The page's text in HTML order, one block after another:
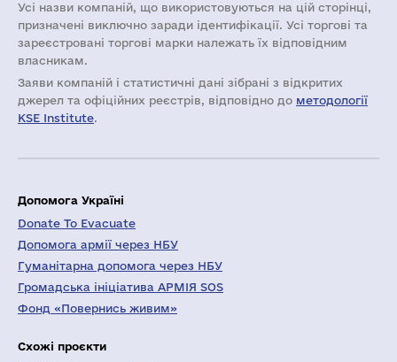
Усі назви компаній, що використовуються на цій сторінці,
призначені виключно заради ідентифікації. Усі торгові та
зареєстровані торгові марки належать їх відповідним
власникам.
Заяви компаній i статистичні дані зібрані з відкритих
джерел та офіційних реєстрів, відповідно до методології
KSE Institute.
Допомога Україні
Donate To Evacuate
Допомога армії через НБУ
Гуманітарна допомога через НБУ
Громадська ініціатива АРМІЯ SOS
Фонд «Повернись живим»
Схожі проєкти